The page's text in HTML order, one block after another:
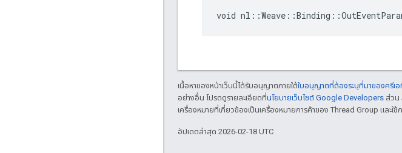
void
เนื้อหาของหน้าเว็บนี้ได้รับอนุญาตภายใต้ใบอนุญาตที่ต้องระบุที่มาของครีเ
อย่างอื่น โปรดดูรายละเอียดที่นโยบายเว็บไซต์ Google Developers ส่วน
เครื่องหมายที่เกี่ยวข้องเป็นเครื่องหมายการค้าของ Thread Group และใช้
อัปเดตล่าสุด 2026-02-18 UTC